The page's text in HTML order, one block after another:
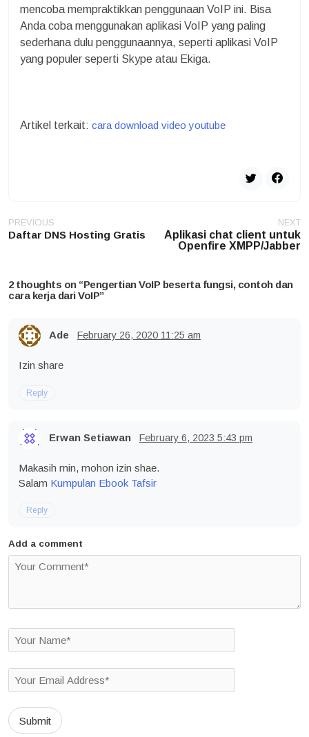
mencoba mempraktikkan penggunaan VoIP ini. Bisa
Anda coba menggunakan aplikasi VoIP yang paling
sederhana dulu penggunaannya, seperti aplikasi VoIP
yang populer seperti Skype atau Ekiga.
Artikel terkait: cara download video youtube
Post
navigation
PREVIOUS
Daftar DNS Hosting Gratis
NEXT
Aplikasi chat client untuk
Openfire XMPP/Jabber
2 thoughts on “Pengertian VoIP beserta fungsi, contoh dan
cara kerja dari VoIP”
Ade February 26, 2020 11:25 am
Izin share
Reply
Erwan Setiawan February 6, 2023 5:43 pm
Makasih min, mohon izin shae.
Salam Kumpulan Ebook Tafsir
Reply
Add a comment